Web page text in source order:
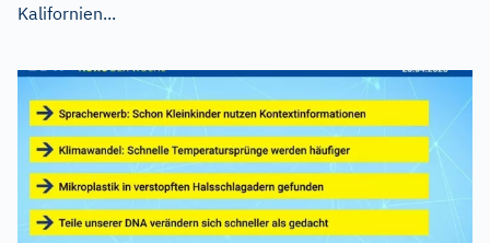
Kalifornien...